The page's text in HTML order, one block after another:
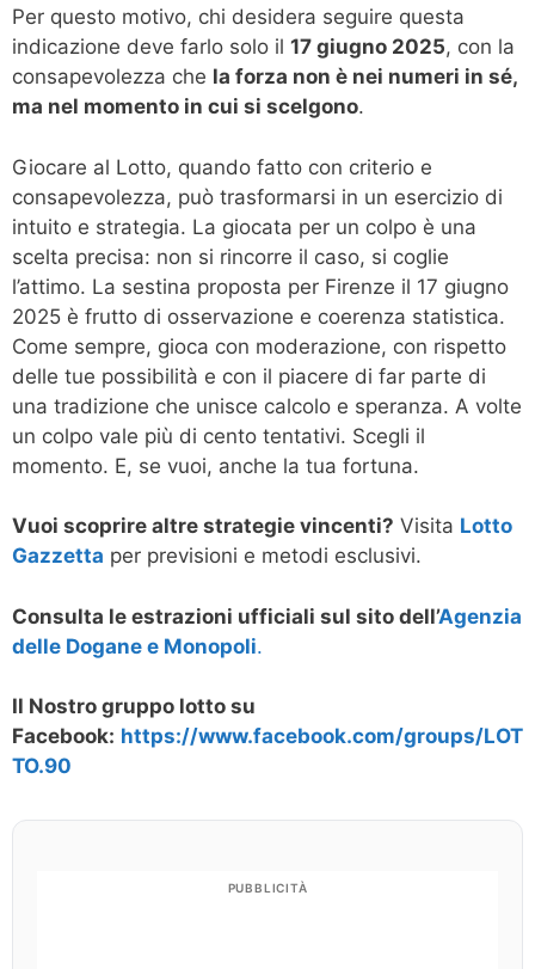
Per questo motivo, chi desidera seguire questa
indicazione deve farlo solo il 17 giugno 2025, con la
consapevolezza che la forza non è nei numeri in sé,
ma nel momento in cui si scelgono.
Giocare al Lotto, quando fatto con criterio e
consapevolezza, può trasformarsi in un esercizio di
intuito e strategia. La giocata per un colpo è una
scelta precisa: non si rincorre il caso, si coglie
l’attimo. La sestina proposta per Firenze il 17 giugno
2025 è frutto di osservazione e coerenza statistica.
Come sempre, gioca con moderazione, con rispetto
delle tue possibilità e con il piacere di far parte di
una tradizione che unisce calcolo e speranza. A volte
un colpo vale più di cento tentativi. Scegli il
momento. E, se vuoi, anche la tua fortuna.
Vuoi scoprire altre strategie vincenti? Visita Lotto
Gazzetta per previsioni e metodi esclusivi.
Consulta le estrazioni ufficiali sul sito dell’Agenzia
delle Dogane e Monopoli.
Il Nostro gruppo lotto su
Facebook: https://www.facebook.com/groups/LOT
TO.90
PUBBLICITÀ